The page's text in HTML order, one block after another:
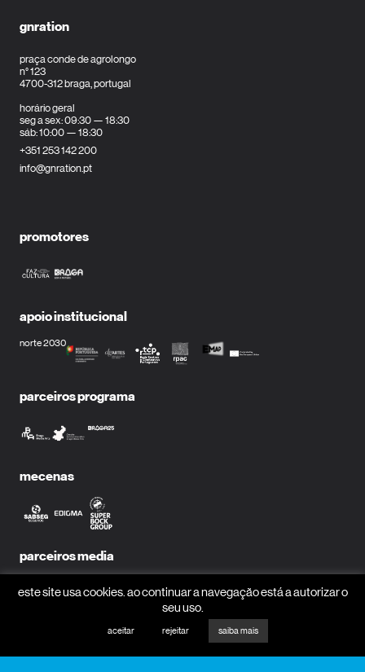
gnration
praça conde de agrolongo
n° 123
4700-312 braga, portugal
horário geral
seg a sex: 09:30 — 18:30
sáb: 10:00 — 18:30
+351 253 142 200
info@gnration.pt
promotores
apoio institucional
norte 2030
parceiros programa
mecenas
parceiros media
este site usa cookies. ao continuar a navegação está a autorizar o
seu uso.
aceitar rejeitar saiba mais